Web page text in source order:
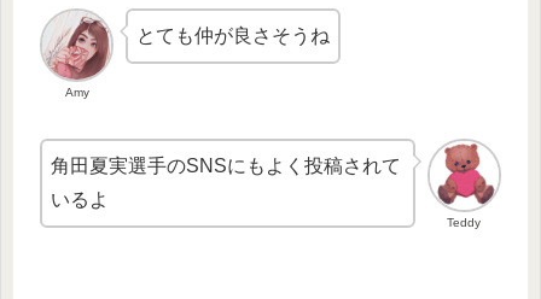
Amy
とても仲が良さそうね
Teddy
角田夏実選手のSNSにもよく投稿されて
いるよ